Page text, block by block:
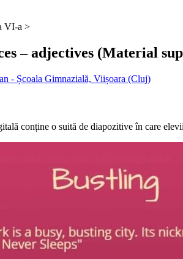
VI-a >
– adjectives (Material
- Școala Gimnazială, Viișoara (Cluj)
conține o suită de diapozitive în care